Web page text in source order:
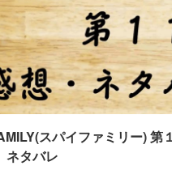
スパイファミリー) 第
ネタバレ